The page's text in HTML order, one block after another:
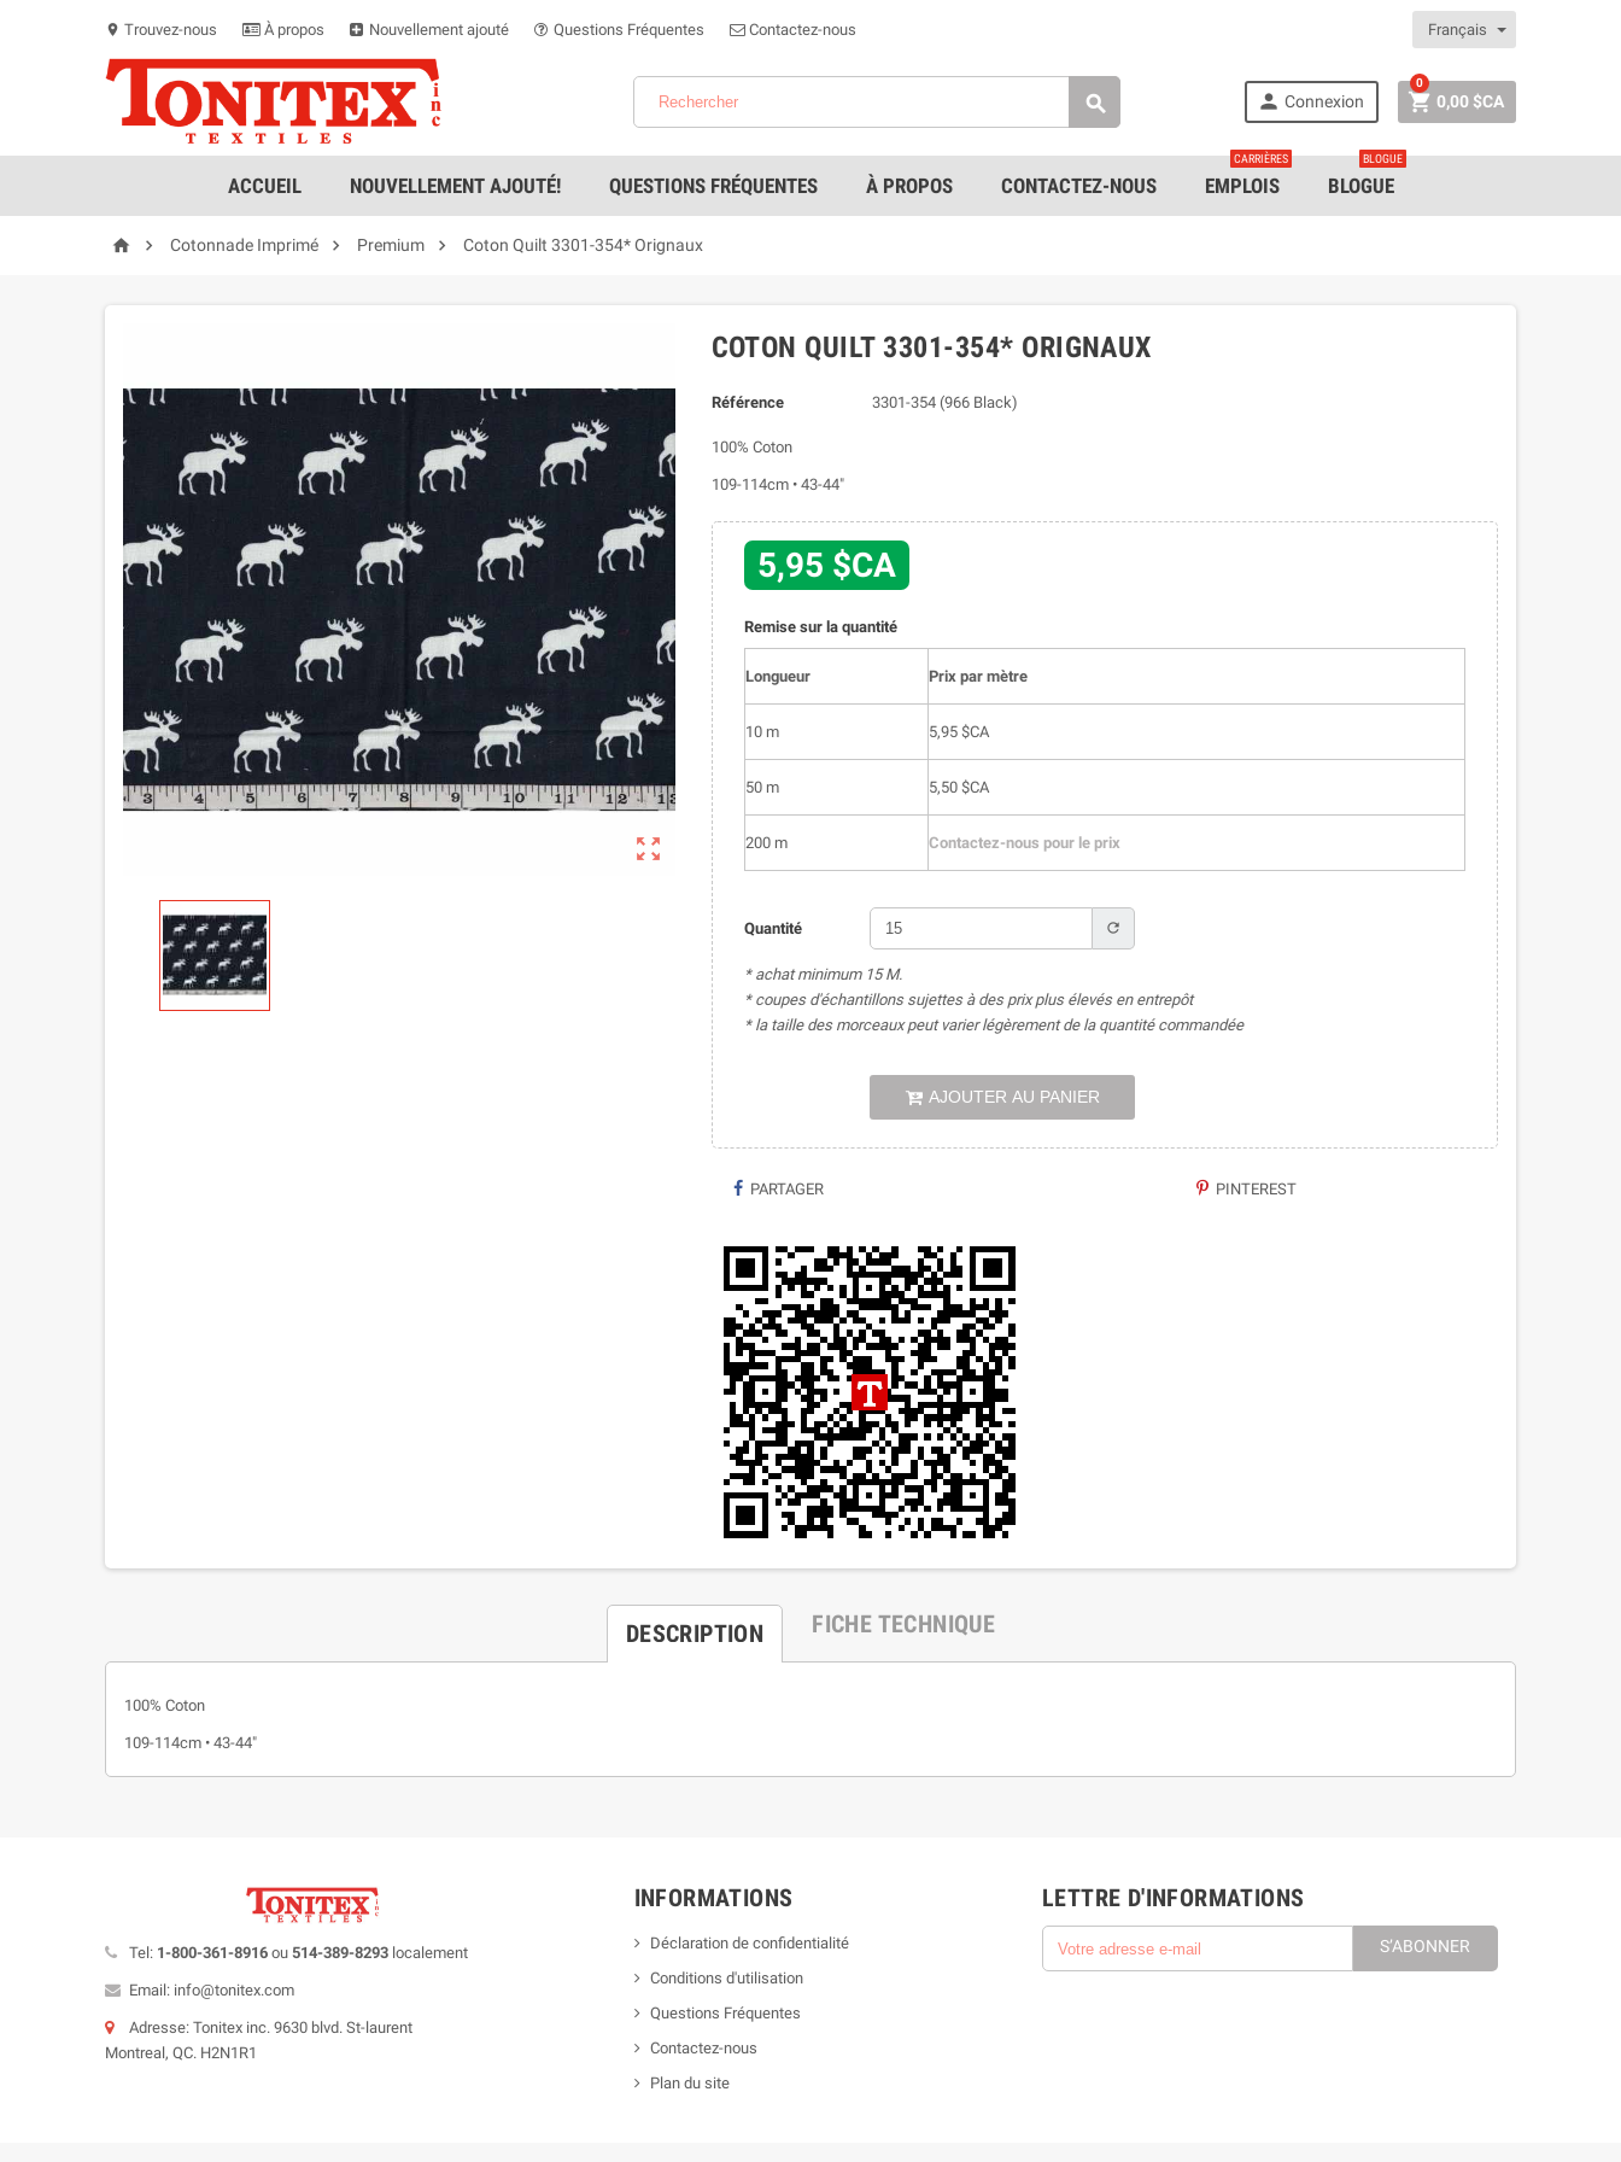
location_on Trouvez-nous À propos Nouvellement ajouté Questions Fréquentes Contactez-nous Français
  Connexion  0,00 $CA
0
ACCUEIL NOUVELLEMENT AJOUTÉ! QUESTIONS FRÉQUENTES À PROPOS CONTACTEZ-NOUS EMPLOIS
CARRIÈRES
BLOGUE
BLOGUE
  Cotonnade Imprimé  Premium  Coton Quilt 3301-354* Orignaux

COTON QUILT 3301-354* ORIGNAUX
Référence 3301-354 (966 Black)
100% Coton
109-114cm • 43-44"
5,95 $CA
Remise sur la quantité
Longueur Prix par mètre
10 m 5,95 $CA
50 m 5,50 $CA
200 m Contactez-nous pour le prix
Quantité refresh
* achat minimum 15 M.
* coupes d'échantillons sujettes à des prix plus élevés en entrepôt
* la taille des morceaux peut varier légèrement de la quantité commandée
AJOUTER AU PANIER
PARTAGER PINTEREST
DESCRIPTION FICHE TECHNIQUE
100% Coton
109-114cm • 43-44"
Tel: 1-800-361-8916 ou 514-389-8293 localement
Email: info@tonitex.com
Adresse: Tonitex inc. 9630 blvd. St-laurent
Montreal, QC. H2N1R1
INFORMATIONS
Déclaration de confidentialité
Conditions d'utilisation
Questions Fréquentes
Contactez-nous
Plan du site
LETTRE D'INFORMATIONS
S’ABONNER